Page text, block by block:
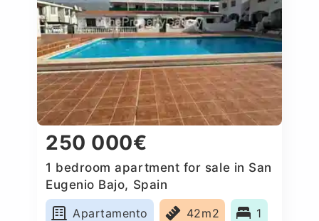
250 000€
1 bedroom apartment for sale in San
Eugenio Bajo, Spain
Apartamento
42m2 1